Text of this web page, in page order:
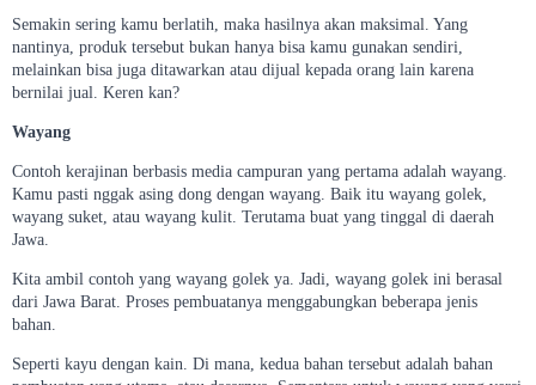
Semakin sering kamu berlatih, maka hasilnya akan maksimal. Yang
nantinya, produk tersebut bukan hanya bisa kamu gunakan sendiri,
melainkan bisa juga ditawarkan atau dijual kepada orang lain karena
bernilai jual. Keren kan?
Wayang
Contoh kerajinan berbasis media campuran yang pertama adalah wayang.
Kamu pasti nggak asing dong dengan wayang. Baik itu wayang golek,
wayang suket, atau wayang kulit. Terutama buat yang tinggal di daerah
Jawa.
Kita ambil contoh yang wayang golek ya. Jadi, wayang golek ini berasal
dari Jawa Barat. Proses pembuatanya menggabungkan beberapa jenis
bahan.
Seperti kayu dengan kain. Di mana, kedua bahan tersebut adalah bahan